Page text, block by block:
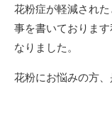
花粉症が軽減され
事を書いておりま
なりました。
花粉にお悩みの方、